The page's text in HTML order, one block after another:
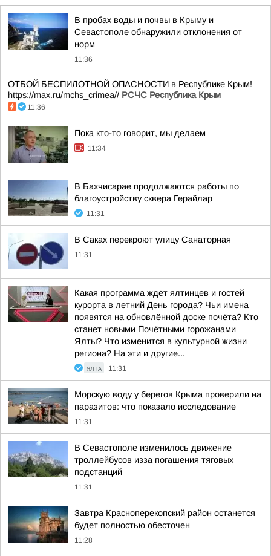
В пробах воды и почвы в Крыму и
Севастополе обнаружили отклонения от
норм
11:36
ОТБОЙ БЕСПИЛОТНОЙ ОПАСНОСТИ в Республике Крым!
https://max.ru/mchs_crimea// РСЧС Республика Крым
11:36
Пока кто-то говорит, мы делаем
11:34
В Бахчисарае продолжаются работы по
благоустройству сквера Герайлар
11:31
В Саках перекроют улицу Санаторная
11:31
Какая программа ждёт ялтинцев и гостей
курорта в летний День города? Чьи имена
появятся на обновлённой доске почёта? Кто
станет новыми Почётными горожанами
Ялты? Что изменится в культурной жизни
региона? На эти и другие...
ЯЛТА 11:31
Морскую воду у берегов Крыма проверили на
паразитов: что показало исследование
11:31
В Севастополе изменилось движение
троллейбусов изза погашения тяговых
подстанций
11:31
Завтра Красноперекопский район останется
будет полностью обесточен
11:28